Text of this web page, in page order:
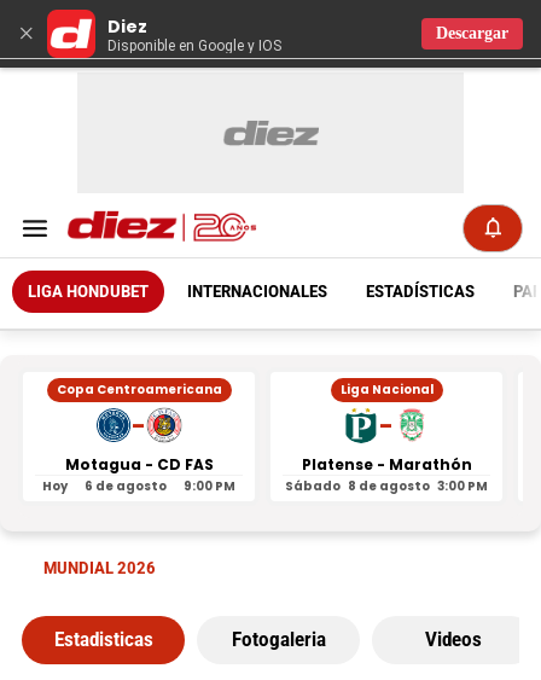
× Diez
Disponible en Google y IOS
Descargar
LIGA HONDUBET INTERNACIONALES ESTADÍSTICAS
Copa Centroamericana
-
Motagua - CD FAS
Hoy 6 de agosto 9:00 PM
Liga Nacional
-
Platense - Marathón
Sábado 8 de agosto 3:00 PM
MUNDIAL 2026
Estadisticas Fotogaleria Videos